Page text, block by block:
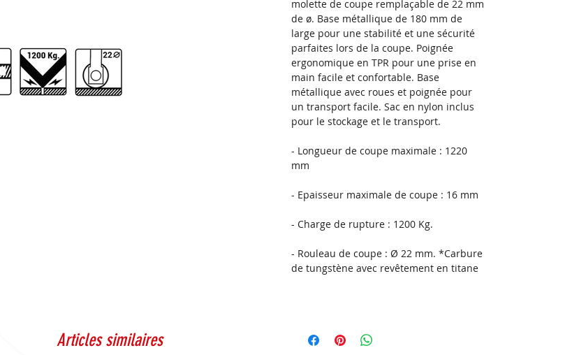
molette de coupe remplaçable de 22 mm
de ø. Base métallique de 180 mm de
large pour une stabilité et une sécurité
parfaites lors de la coupe. Poignée
ergonomique en TPR pour une prise en
main facile et confortable. Base
métallique avec roues et poignée pour
un transport facile. Sac en nylon inclus
pour le stockage et le transport.
- Longueur de coupe maximale : 1220
mm
- Epaisseur maximale de coupe : 16 mm
- Charge de rupture : 1200 Kg.
- Rouleau de coupe : Ø 22 mm. *Carbure
de tungstène avec revêtement en titane
Articles similaires